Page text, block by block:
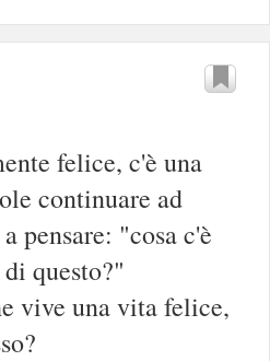
felice, c'è una
continuare ad
pensare: "cosa c'è
questo?"
vive una vita felice,